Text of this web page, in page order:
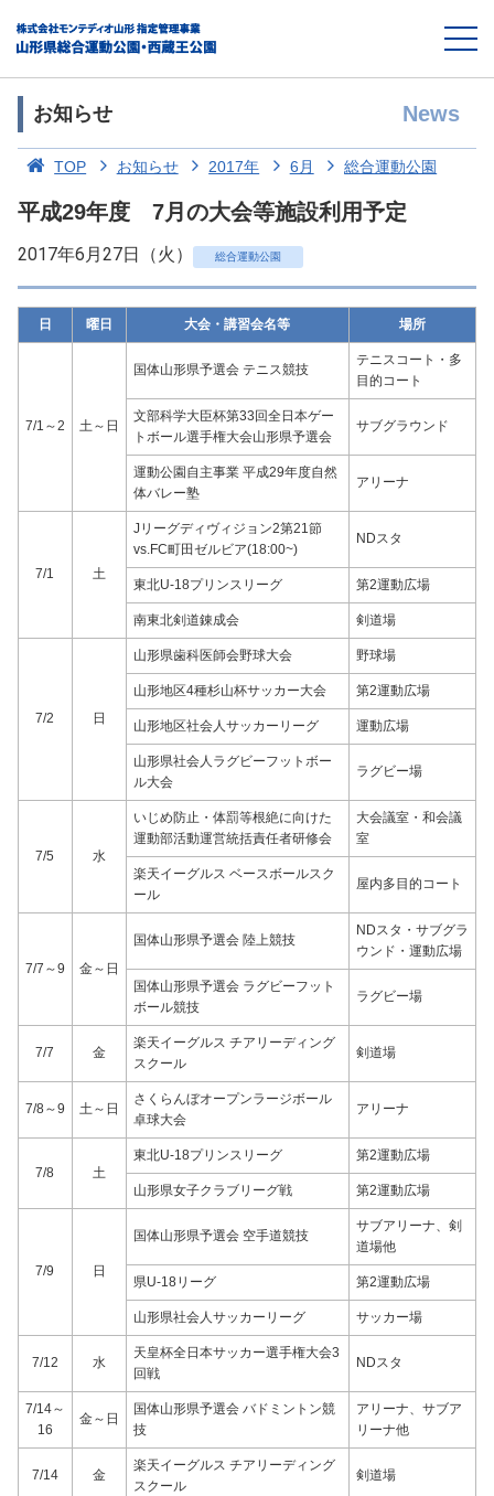
お知らせ News
TOP お知らせ 2017年 6月 総合運動公園
平成29年度 7月の大会等施設利用予定
2017年6月27日（火） 総合運動公園
日 曜日 大会・講習会名等 場所
7/1～2 土～日
国体山形県予選会 テニス競技
テニスコート・多
目的コート
文部科学大臣杯第33回全日本ゲー
トボール選手権大会山形県予選会
サブグラウンド
運動公園自主事業 平成29年度自然
体バレー塾
アリーナ
7/1 土
Jリーグディヴィジョン2第21節
vs.FC町田ゼルビア(18:00~)
NDスタ
東北U-18プリンスリーグ 第2運動広場
南東北剣道錬成会 剣道場
7/2 日
山形県歯科医師会野球大会 野球場
山形地区4種杉山杯サッカー大会 第2運動広場
山形地区社会人サッカーリーグ 運動広場
山形県社会人ラグビーフットボー
ル大会
ラグビー場
7/5 水
いじめ防止・体罰等根絶に向けた
運動部活動運営統括責任者研修会
大会議室・和会議
室
楽天イーグルス ベースボールスク
ール
屋内多目的コート
7/7～9 金～日
国体山形県予選会 陸上競技
NDスタ・サブグラ
ウンド・運動広場
国体山形県予選会 ラグビーフット
ボール競技
ラグビー場
7/7 金
楽天イーグルス チアリーディング
スクール
剣道場
7/8～9 土～日
さくらんぼオープンラージボール
卓球大会
アリーナ
7/8 土
東北U-18プリンスリーグ 第2運動広場
山形県女子クラブリーグ戦 第2運動広場
7/9 日
国体山形県予選会 空手道競技
サブアリーナ、剣
道場他
県U-18リーグ 第2運動広場
山形県社会人サッカーリーグ サッカー場
7/12 水
天皇杯全日本サッカー選手権大会3
回戦
NDスタ
7/14～
16
金～日
国体山形県予選会 バドミントン競
技
アリーナ、サブア
リーナ他
7/14 金
楽天イーグルス チアリーディング
スクール
剣道場